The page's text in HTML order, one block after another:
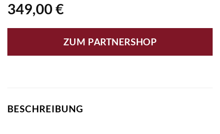
349,00 €
ZUM PARTNERSHOP
BESCHREIBUNG